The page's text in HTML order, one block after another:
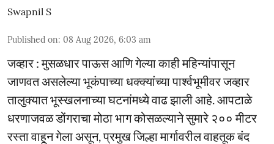
Swapnil S
Published on: 08 Aug 2026, 6:03 am
जव्हार : मुसळधार पाऊस आणि गेल्या काही महिन्यांपासून
जाणवत असलेल्या भूकंपाच्या धक्क्यांच्या पार्श्वभूमीवर जव्हार
तालुक्यात भूस्खलनाच्या घटनांमध्ये वाढ झाली आहे. आपटाळे
धरणाजवळ डोंगराचा मोठा भाग कोसळल्याने सुमारे २०० मीटर
रस्ता वाहून गेला असून, प्रमुख जिल्हा मार्गावरील वाहतूक बंद